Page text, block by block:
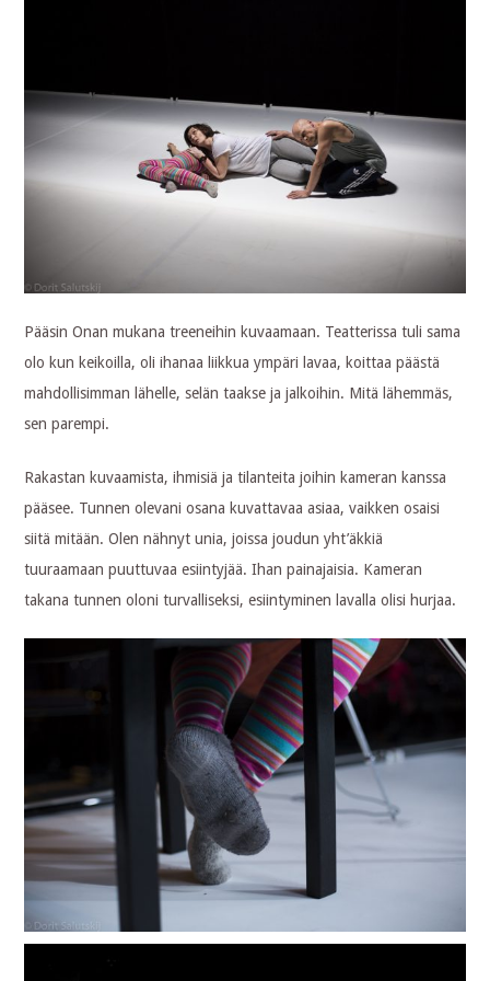
Pääsin Onan mukana treeneihin kuvaamaan. Teatterissa tuli sama
olo kun keikoilla, oli ihanaa liikkua ympäri lavaa, koittaa päästä
mahdollisimman lähelle, selän taakse ja jalkoihin. Mitä lähemmäs,
sen parempi.
Rakastan kuvaamista, ihmisiä ja tilanteita joihin kameran kanssa
pääsee. Tunnen olevani osana kuvattavaa asiaa, vaikken osaisi
siitä mitään. Olen nähnyt unia, joissa joudun yht’äkkiä
tuuraamaan puuttuvaa esiintyjää. Ihan painajaisia. Kameran
takana tunnen oloni turvalliseksi, esiintyminen lavalla olisi hurjaa.